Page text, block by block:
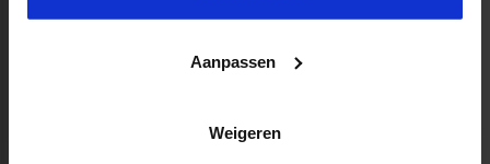
Aanpassen
Weigeren
Adviseur Kwaliteit & Veiligheid in de
MEER WETEN?